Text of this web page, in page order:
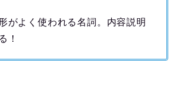
がよく使われる名詞。内容説明
！